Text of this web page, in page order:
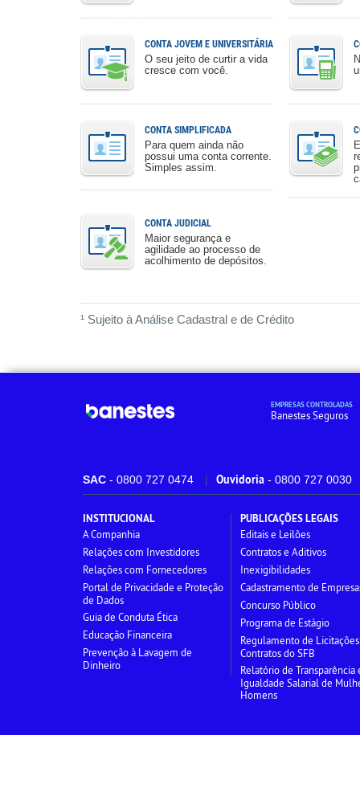
CONTA JOVEM E UNIVERSITÁRIA
O seu jeito de curtir a vida
cresce com você.
CONTA SIMPLIFICADA
Para quem ainda não
possui uma conta corrente.
Simples assim.
CONTA JUDICIAL
Maior segurança e
agilidade ao processo de
acolhimento de depósitos.
¹ Sujeito à Análise Cadastral e de Crédito
EMPRESAS CONTROLADAS
Banestes Seguros
SAC- 0800 727 0474 Ouvidoria- 0800 727 0030
INSTITUCIONAL
A Companhia
Relações com Investidores
Relações com Fornecedores
Portal de Privacidade e Proteção
de Dados
Guia de Conduta Ética
Educação Financeira
Prevenção à Lavagem de
Dinheiro
PUBLICAÇÕES LEGAIS
Editais e Leilões
Contratos e Aditivos
Inexigibilidades
Cadastramento de
Concurso Público
Programa de Estágio
Regulamento de
Contratos do SFB
Relatório de Transparência
Igualdade Salarial de
Homens